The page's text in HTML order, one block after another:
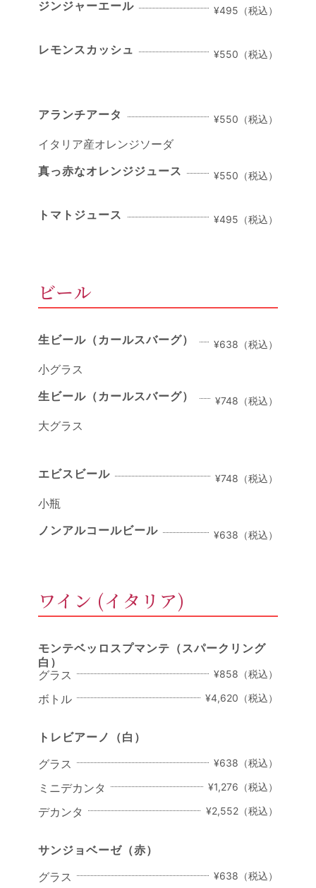
ジンジャーエール ¥495（税込）
レモンスカッシュ ¥550（税込）
アランチアータ ¥550（税込）
イタリア産オレンジソーダ
真っ赤なオレンジジュース
¥550（税込）
トマトジュース ¥495（税込）
ビール
生ビール（カールスバーグ） ¥638（税込）
小グラス
生ビール（カールスバーグ）
¥748（税込）
大グラス
エビスビール ¥748（税込）
小瓶
ノンアルコールビール
¥638（税込）
ワイン (イタリア)
モンテベッロスプマンテ （スパークリング
白）
グラス
¥858（税込）
ボトル ¥4,620（税込）
トレビアーノ
（白）
グラス
¥638（税込）
ミニデカンタ ¥1,276（税込）
デカンタ ¥2,552（税込）
サンジョベーゼ （赤）
グラス
¥638（税込）